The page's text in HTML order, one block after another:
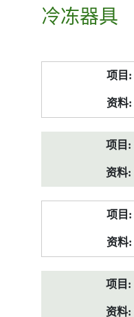
冷冻器具
料